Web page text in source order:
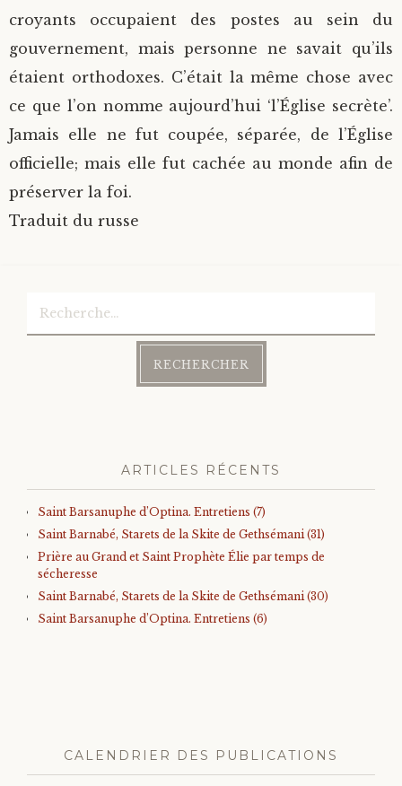
croyants occupaient des postes au sein du
gouvernement, mais personne ne savait qu’ils
étaient orthodoxes. C’était la même chose avec
ce que l’on nomme aujourd’hui ‘l’Église secrète’.
Jamais elle ne fut coupée, séparée, de l’Église
officielle; mais elle fut cachée au monde afin de
préserver la foi.
Traduit du russe
ARTICLES RÉCENTS
Saint Barsanuphe d’Optina. Entretiens (7)
Saint Barnabé, Starets de la Skite de Gethsémani (31)
Prière au Grand et Saint Prophète Élie par temps de
sécheresse
Saint Barnabé, Starets de la Skite de Gethsémani (30)
Saint Barsanuphe d’Optina. Entretiens (6)
CALENDRIER DES PUBLICATIONS